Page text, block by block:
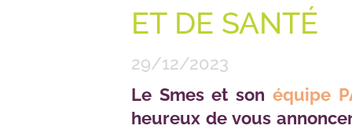
ET DE SANTÉ
29/12/2023
Le Smes et son équipe
heureux de vous